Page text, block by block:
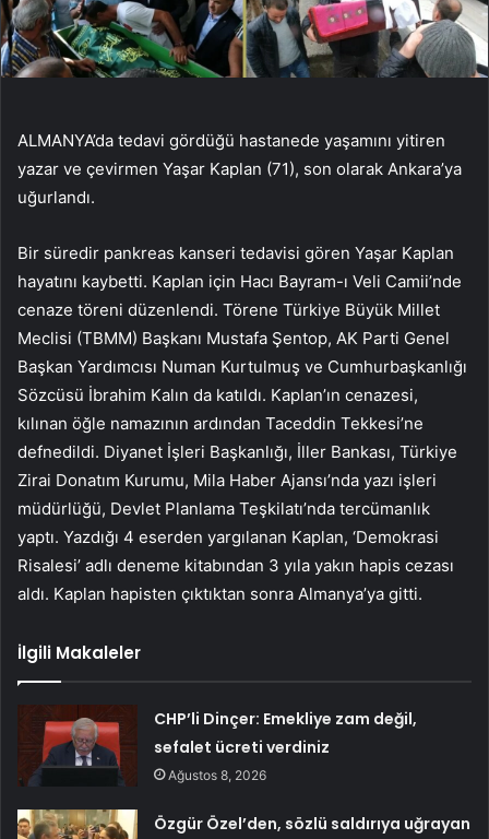
ALMANYA’da tedavi gördüğü hastanede yaşamını yitiren
yazar ve çevirmen Yaşar Kaplan (71), son olarak Ankara’ya
uğurlandı.
Bir süredir pankreas kanseri tedavisi gören Yaşar Kaplan
hayatını kaybetti. Kaplan için Hacı Bayram-ı Veli Camii’nde
cenaze töreni düzenlendi. Törene Türkiye Büyük Millet
Meclisi (TBMM) Başkanı Mustafa Şentop, AK Parti Genel
Başkan Yardımcısı Numan Kurtulmuş ve Cumhurbaşkanlığı
Sözcüsü İbrahim Kalın da katıldı. Kaplan’ın cenazesi,
kılınan öğle namazının ardından Taceddin Tekkesi’ne
defnedildi. Diyanet İşleri Başkanlığı, İller Bankası, Türkiye
Zirai Donatım Kurumu, Mila Haber Ajansı’nda yazı işleri
müdürlüğü, Devlet Planlama Teşkilatı’nda tercümanlık
yaptı. Yazdığı 4 eserden yargılanan Kaplan, ‘Demokrasi
Risalesi’ adlı deneme kitabından 3 yıla yakın hapis cezası
aldı. Kaplan hapisten çıktıktan sonra Almanya’ya gitti.
İlgili Makaleler
CHP’li Dinçer: Emekliye zam değil,
sefalet ücreti verdiniz
Ağustos 8, 2026
Özgür Özel’den, sözlü saldırıya uğrayan